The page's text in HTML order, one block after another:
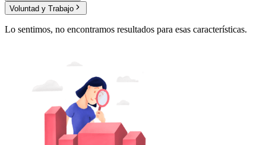
Voluntad y Trabajo
Lo sentimos, no encontramos resultados para esas características.